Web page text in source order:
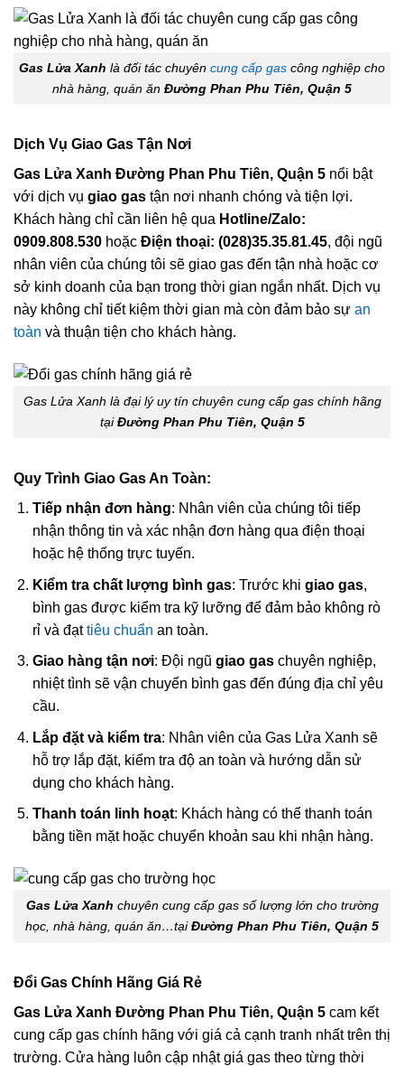
Gas Lửa Xanh là đối tác chuyên cung cấp gas công nghiệp cho
nhà hàng, quán ăn Đường Phan Phu Tiên, Quận 5
Dịch Vụ Giao Gas Tận Nơi
Gas Lửa Xanh Đường Phan Phu Tiên, Quận 5 nổi bật
với dịch vụ giao gas tận nơi nhanh chóng và tiện lợi.
Khách hàng chỉ cần liên hệ qua Hotline/Zalo:
0909.808.530 hoặc Điện thoại: (028)35.35.81.45, đội ngũ
nhân viên của chúng tôi sẽ giao gas đến tận nhà hoặc cơ
sở kinh doanh của bạn trong thời gian ngắn nhất. Dịch vụ
này không chỉ tiết kiệm thời gian mà còn đảm bảo sự an
toàn và thuận tiện cho khách hàng.
Gas Lửa Xanh là đại lý uy tín chuyên cung cấp gas chính hãng
tạiĐường Phan Phu Tiên, Quận 5
Quy Trình Giao Gas An Toàn:
Tiếp nhận đơn hàng: Nhân viên của chúng tôi tiếp
nhận thông tin và xác nhận đơn hàng qua điện thoại
hoặc hệ thống trực tuyến.
Kiểm tra chất lượng bình gas: Trước khi giao gas,
bình gas được kiểm tra kỹ lưỡng để đảm bảo không rò
rỉ và đạttiêu chuẩn an toàn.
Giao hàng tận nơi: Đội ngũ giao gaschuyên nghiệp,
nhiệt tình sẽ vận chuyển bình gas đến đúng địa chỉ yêu
cầu.
Lắp đặt và kiểm tra: Nhân viên của Gas Lửa Xanh sẽ
hỗ trợ lắp đặt, kiểm tra độ an toàn và hướng dẫn sử
dụng cho khách hàng.
Thanh toán linh hoạt: Khách hàng có thể thanh toán
bằng tiền mặt hoặc chuyển khoản sau khi nhận hàng.
Gas Lửa Xanh chuyên cung cấp gas số lượng lớn cho trường
học, nhà hàng, quán ăn…tạiĐường Phan Phu Tiên, Quận 5
Đổi Gas Chính Hãng Giá Rẻ
Gas Lửa Xanh Đường Phan Phu Tiên, Quận 5 cam kết
cung cấp gas chính hãng với giá cả cạnh tranh nhất trên thị
trường. Cửa hàng luôn cập nhật giá gas theo từng thời